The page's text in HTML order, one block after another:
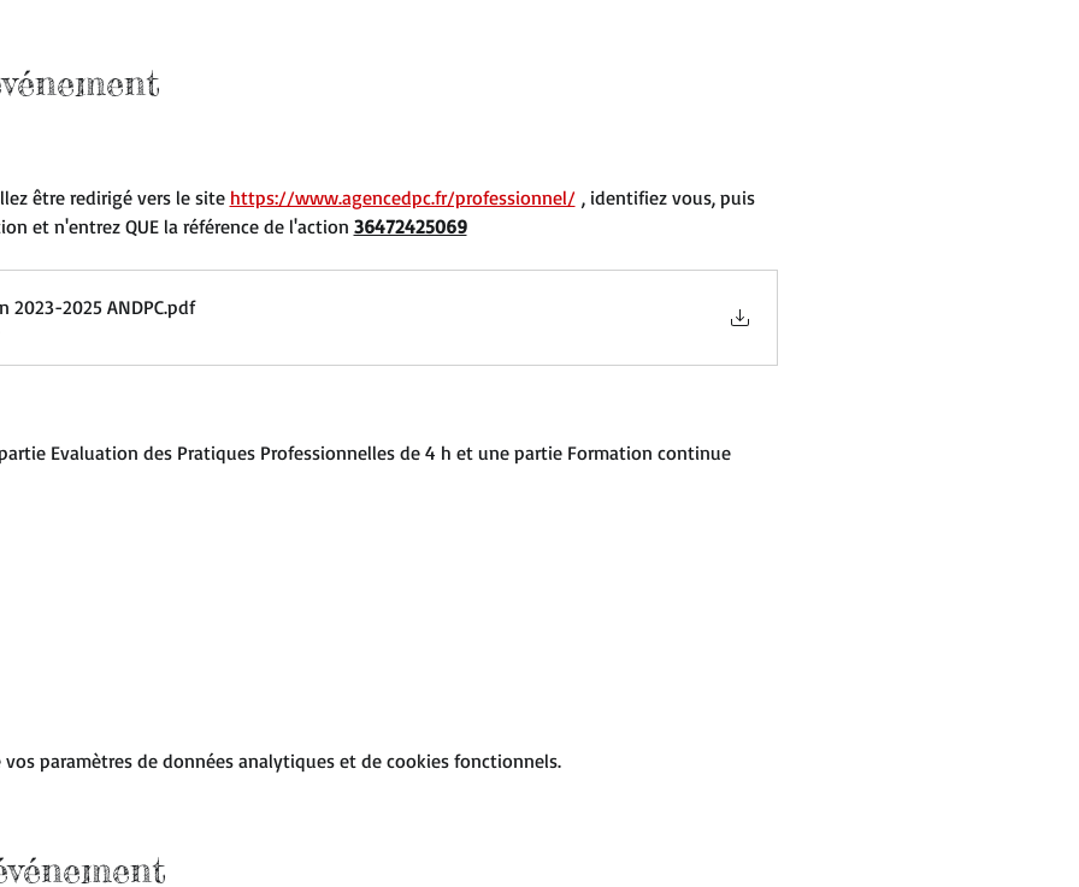
être redirigé vers le site https://www.agencedpc.fr/professionnel/ , identifiez vous, puis
et n'entrez QUE la référence de l'action 36472425069
2023-2025 ANDPC.pdf
Evaluation des Pratiques Professionnelles de 4 h et une partie Formation continue
paramètres de données analytiques et de cookies fonctionnels.